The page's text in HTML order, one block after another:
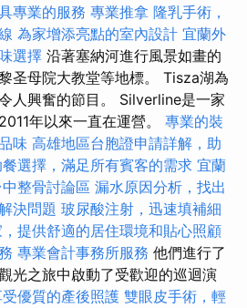
專業的服務 專業推拿 隆乳手術，
為家增添亮點的室內設計 宜蘭外
選擇 沿著塞納河進行風景如畫的
圣母院大教堂等地標。 Tisza湖為
人興奮的節目。 Silverline是一家
年以來一直在運營。 專業的裝
味 高雄地區台胞證申請詳解，助
選擇，滿足所有賓客的需求 宜蘭
中整骨討論區 漏水原因分析，找出
決問題 玻尿酸注射，迅速填補細
提供舒適的居住環境和貼心照顧
專業會計事務所服務 他們進行了
光之旅中啟動了受歡迎的巡迴演
優質的產後照護 雙眼皮手術，輕